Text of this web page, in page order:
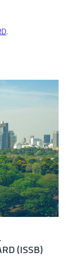
.
(ISSB)